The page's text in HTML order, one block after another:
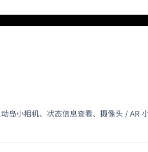
岛小相机、状态信息查看、摄像头 / AR